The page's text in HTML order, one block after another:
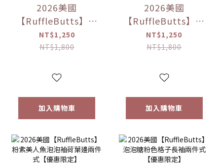
2026美國
【RuffleButts】藍
風灣變色泳褲【優
惠限定】
NT$1,250
NT$1,800
加入購物車
2026美國
【RuffleButts】海
軍藍格子長袖防曬
兩件套【優惠限
NT$1,250
NT$1,800
加入購物車